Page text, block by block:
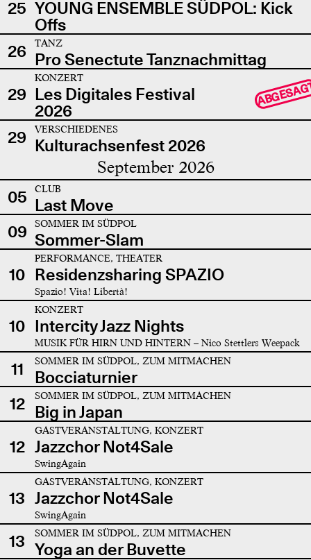
25 YOUNG ENSEMBLE SÜDPOL: Kick
Offs
26
TANZ
Pro Senectute Tanznachmittag
29
KONZERT
Les Digitales Festival
2026
29 VERSCHIEDENES
Kulturachsenfest 2026
September 2026
05 CLUB
Last Move
09
SOMMER IM SÜDPOL
Sommer-Slam
10
PERFORMANCE, THEATER
Residenzsharing SPAZIO
Spazio! Vita! Libertà!
10
KONZERT
Intercity Jazz Nights
MUSIK FÜR HIRN UND HINTERN – Nico Stettlers Weepack
11 SOMMER IM SÜDPOL, ZUM MITMACHEN
Bocciaturnier
12
SOMMER IM SÜDPOL, ZUM MITMACHEN
Big in Japan
12
GASTVERANSTALTUNG, KONZERT
Jazzchor Not4Sale
SwingAgain
13
GASTVERANSTALTUNG, KONZERT
Jazzchor Not4Sale
SwingAgain
13 SOMMER IM SÜDPOL, ZUM MITMACHEN
Yoga an der Buvette